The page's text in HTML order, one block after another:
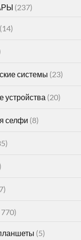
(237)
(14)
системы (23)
устройства (20)
селфи (8)
770)
(5)